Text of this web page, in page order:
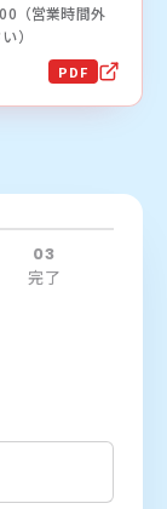
（営業時間外
）
PDF
03
完了